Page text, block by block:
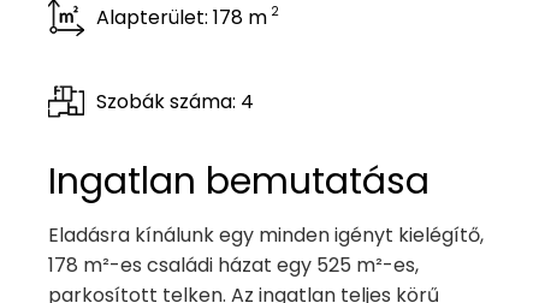
Alapterület: 178 m 2
Szobák száma: 4
Ingatlan bemutatása
Eladásra kínálunk egy minden igényt kielégítő,
178 m²-es családi házat egy 525 m²-es,
parkosított telken. Az ingatlan teljes körű